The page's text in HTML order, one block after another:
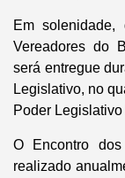
Em
Vereadores do
será entregue
Legislativo, no
Poder
O Encontro
realizado